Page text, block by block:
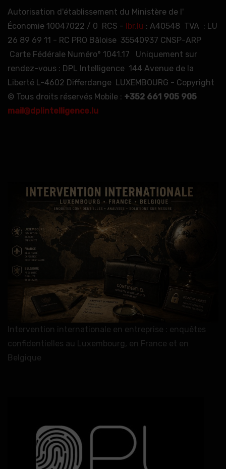
Autorisation d'établissement du Ministère de l'
Économie 10047022 / 0 RCS - lbr.lu : A40548 TVA : LU
26 89 69 11 - RC PRO Bâloise 35540937 CNSP-ARP
Carte Fédérale Numéro° 1041.17 Uniquement sur
rendez-vous : DPL Intelligence 144 Avenue de la
Liberté L-4602 Differdange LUXEMBOURG - Copyright
© Tous droits réservés Mobile : +352 661 905 905
mail@dplintelligence.lu
Intervention internationale en entreprise : enquêtes
confidentielles au Luxembourg, en France et en
Belgique